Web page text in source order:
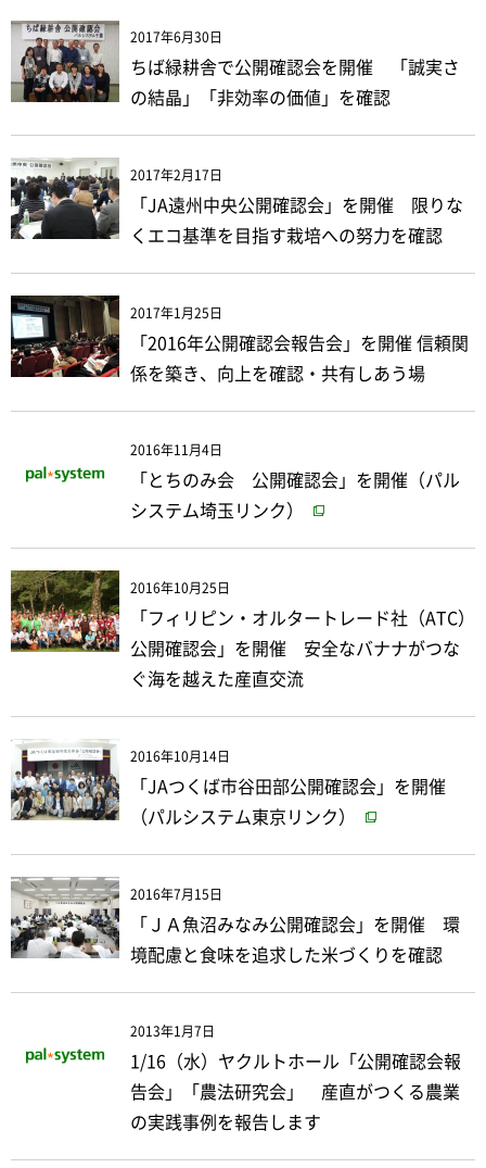
2017年6月30日
ちば緑耕舎で公開確認会を開催 「誠実さ
の結晶」「非効率の価値」を確認
2017年2月17日
「JA遠州中央公開確認会」を開催 限りな
くエコ基準を目指す栽培への努力を確認
2017年1月25日
「2016年公開確認会報告会」を開催 信頼関
係を築き、向上を確認・共有しあう場
2016年11月4日
「とちのみ会 公開確認会」を開催（パル
システム埼玉リンク）
2016年10月25日
「フィリピン・オルタートレード社（ATC）
公開確認会」を開催 安全なバナナがつな
ぐ海を越えた産直交流
2016年10月14日
「JAつくば市谷田部公開確認会」を開催
（パルシステム東京リンク）
2016年7月15日
「ＪＡ魚沼みなみ公開確認会」を開催 環
境配慮と食味を追求した米づくりを確認
2013年1月7日
1/16（水）ヤクルトホール「公開確認会報
告会」「農法研究会」 産直がつくる農業
の実践事例を報告します